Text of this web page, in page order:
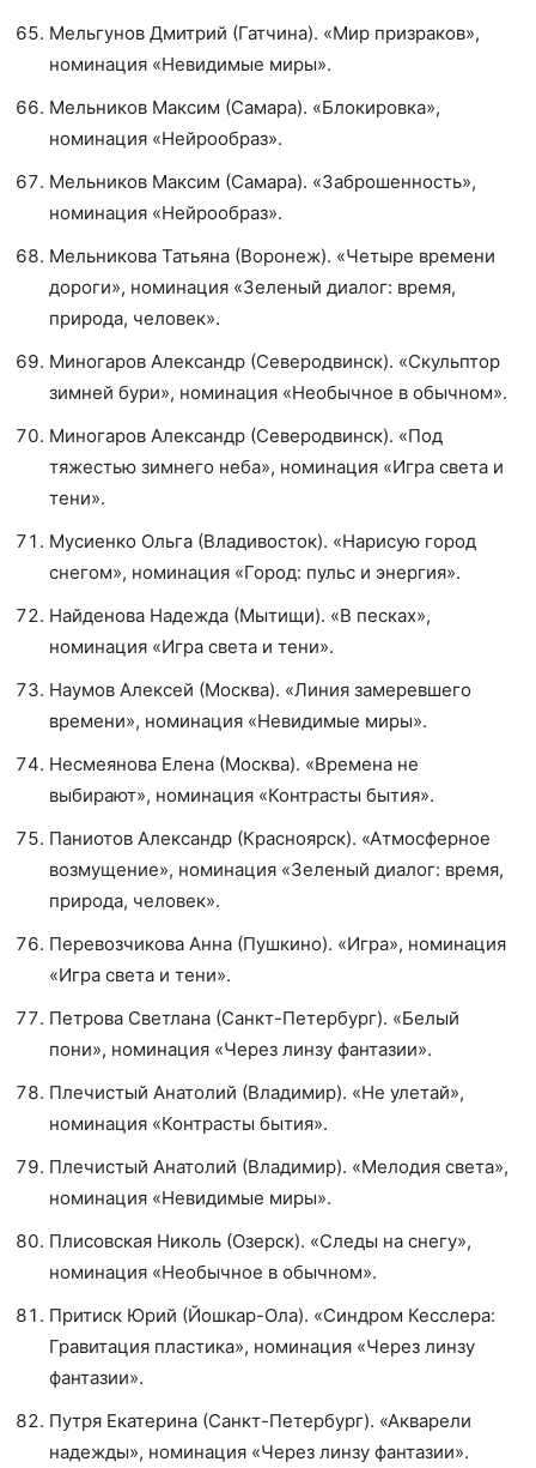
Мельгунов Дмитрий (Гатчина). «Мир призраков»,
номинация «Невидимые миры».
Мельников Максим (Самара). «Блокировка»,
номинация «Нейрообраз».
Мельников Максим (Самара). «Заброшенность»,
номинация «Нейрообраз».
Мельникова Татьяна (Воронеж). «Четыре времени
дороги», номинация «Зеленый диалог: время,
природа, человек».
Миногаров Александр (Северодвинск). «Скульптор
зимней бури», номинация «Необычное в обычном».
Миногаров Александр (Северодвинск). «Под
тяжестью зимнего неба», номинация «Игра света и
тени».
Мусиенко Ольга (Владивосток). «Нарисую город
снегом», номинация «Город: пульс и энергия».
Найденова Надежда (Мытищи). «В песках»,
номинация «Игра света и тени».
Наумов Алексей (Москва). «Линия замеревшего
времени», номинация «Невидимые миры».
Несмеянова Елена (Москва). «Времена не
выбирают», номинация «Контрасты бытия».
Паниотов Александр (Красноярск). «Атмосферное
возмущение», номинация «Зеленый диалог: время,
природа, человек».
Перевозчикова Анна (Пушкино). «Игра», номинация
«Игра света и тени».
Петрова Светлана (Санкт-Петербург). «Белый
пони», номинация «Через линзу фантазии».
Плечистый Анатолий (Владимир). «Не улетай»,
номинация «Контрасты бытия».
Плечистый Анатолий (Владимир). «Мелодия света»,
номинация «Невидимые миры».
Плисовская Николь (Озерск). «Следы на снегу»,
номинация «Необычное в обычном».
Притиск Юрий (Йошкар-Ола). «Синдром Кесслера:
Гравитация пластика», номинация «Через линзу
фантазии».
Путря Екатерина (Санкт-Петербург). «Акварели
надежды», номинация «Через линзу фантазии».